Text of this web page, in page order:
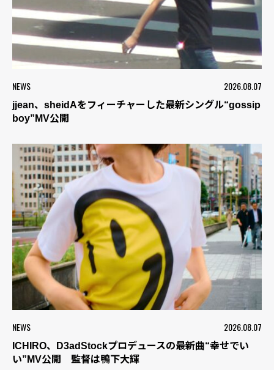
NEWS 2026.08.07
jjean、sheidAをフィーチャーした最新シングル“gossip
boy”MV公開
NEWS 2026.08.07
ICHIRO、D3adStockプロデュースの最新曲“幸せでい
い”MV公開 監督は鴨下大輝